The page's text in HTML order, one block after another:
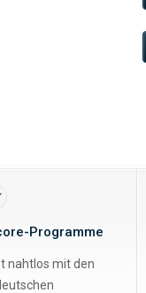
Programme
nahtlos mit den